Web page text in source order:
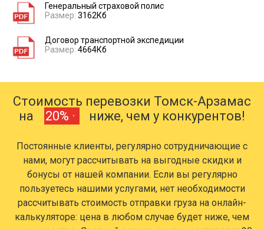
Генеральный страховой полис
Размер: 3162Кб
Договор транспортной экспедиции
Размер: 4664Кб
Стоимость перевозки Томск-Арзамас
на
20% · ниже, чем у конкурентов!
Постоянные клиенты, регулярно сотрудничающие с
нами, могут рассчитывать на выгодные скидки и
бонусы от нашей компании. Если вы регулярно
пользуетесь нашими услугами, нет необходимости
рассчитывать стоимость отправки груза на онлайн-
калькуляторе: цена в любом случае будет ниже, чем